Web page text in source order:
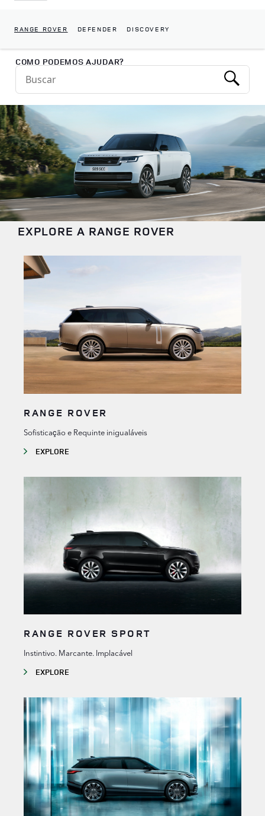
RANGE ROVER DEFENDER DISCOVERY
Return to Nav
COMO PODEMOS AJUDAR?
Conduct a search
Submit
EXPLORE A RANGE ROVER
RANGE ROVER
Sofisticação e Requinte inigualáveis
EXPLORE
RANGE ROVER SPORT
Instintivo. Marcante. Implacável
EXPLORE